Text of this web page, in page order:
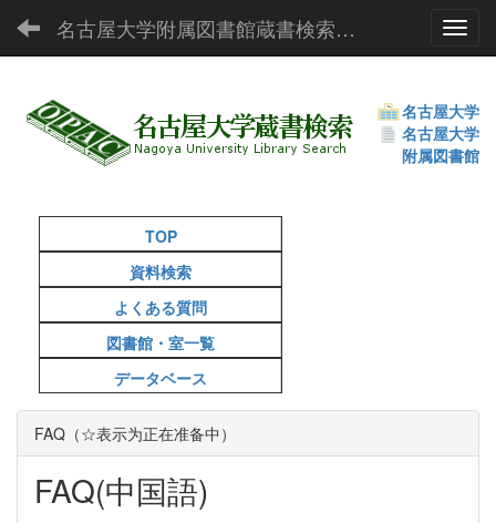
名古屋大学附属図書館蔵書検索（OPAC）
名古屋大学
名古屋大学
附属図書館
TOP
資料検索
よくある質問
図書館・室一覧
データベース
FAQ（☆表示为正在准备中）
FAQ(中国語)